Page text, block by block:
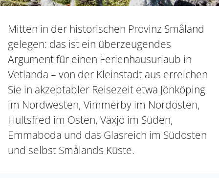
Mitten in der historischen Provinz Småland
gelegen: das ist ein überzeugendes
Argument für einen Ferienhausurlaub in
Vetlanda – von der Kleinstadt aus erreichen
Sie in akzeptabler Reisezeit etwa Jönköping
im Nordwesten, Vimmerby im Nordosten,
Hultsfred im Osten, Växjö im Süden,
Emmaboda und das Glasreich im Südosten
und selbst Smålands Küste.